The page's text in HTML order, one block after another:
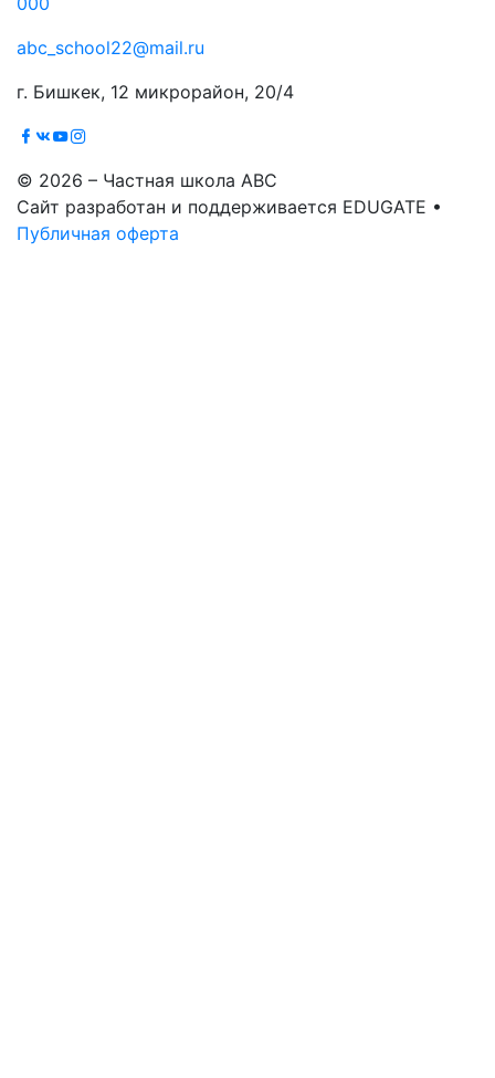
abc_school22@mail.ru
г. Бишкек, 12 микрорайон, 20/4
© 2026 – Частная школа ABC
Сайт разработан и поддерживается EDUGATE •
Публичная оферта